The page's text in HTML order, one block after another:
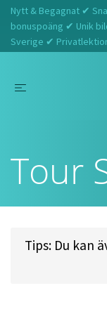
Nytt & Begagnat ✔
bonuspoäng ✔ Unik
Sverige ✔
Tour
Tips: Du kan